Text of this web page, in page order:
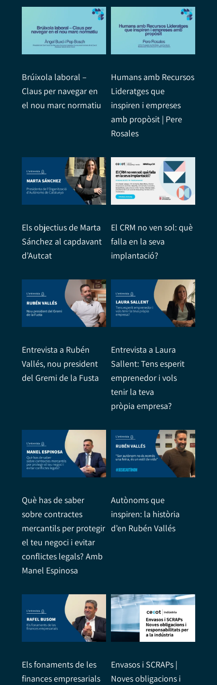
Brúixola laboral –
Claus per navegar en
el nou marc normatiu
Humans amb Recursos
Lideratges que
inspiren i empreses
amb propòsit | Pere
Rosales
Els objectius de Marta
Sánchez al capdavant
d’Autcat
El CRM no ven sol: què
falla en la seva
implantació?
Entrevista a Rubén
Vallés, nou president
del Gremi de la Fusta
Entrevista a Laura
Sallent: Tens esperit
emprenedor i vols
tenir la teva
pròpia empresa?
Què has de saber
sobre contractes
mercantils per protegir
el teu negoci i evitar
conflictes legals? Amb
Manel Espinosa
Autònoms que
inspiren: la història
d’en Rubén Vallés
Els fonaments de les
finances empresarials
Envasos i SCRAPs |
Noves obligacions i